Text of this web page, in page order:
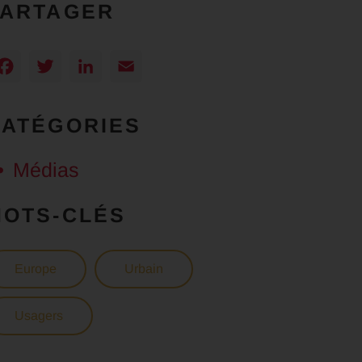
Facebook
TwitterLinkedIn
Médias
CLÉS
Europe Urbain
Usagers